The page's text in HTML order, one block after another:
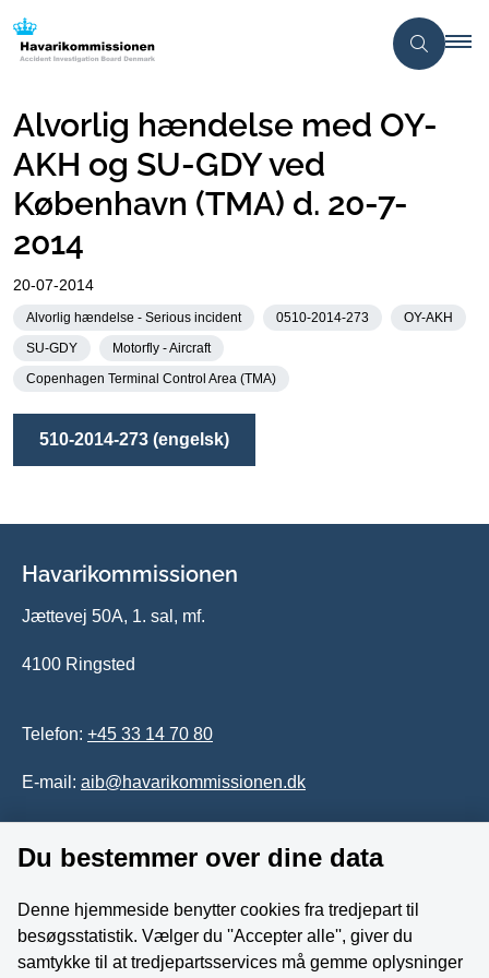
Alvorlig hændelse med OY-
AKH og SU-GDY ved
København (TMA) d. 20-7-
2014
20-07-2014
Alvorlig hændelse - Serious incident 0510-2014-273
OY-AKH
SU-GDY
Motorfly - Aircraft
Copenhagen Terminal Control Area (TMA)
510-2014-273 (engelsk)
Havarikommissionen
Jættevej 50A, 1. sal, mf.
4100 Ringsted
Telefon: +45 33 14 70 80
E-mail: aib@havarikommissionen.dk
Tilgængelighedserklæring
Whistleblowerordning
Følg os på YouTube
Du bestemmer over dine data
Denne hjemmeside benytter cookies fra tredjepart til
besøgsstatistik. Vælger du ''Accepter alle'', giver du
samtykke til at tredjepartsservices må gemme oplysninger